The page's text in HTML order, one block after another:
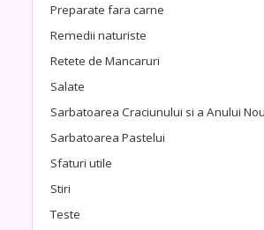
Preparate fara carne
Remedii naturiste
Retete de Mancaruri
Salate
Sarbatoarea Craciunului si a Anului Nou
Sarbatoarea Pastelui
Sfaturi utile
Stiri
Teste